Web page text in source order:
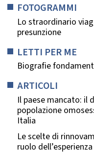
FOTOGRAMMI
Lo straordinario
presunzione
LETTI PER ME
Biografie
ARTICOLI
Il paese mancato: il
popolazione
Italia
Le scelte di
ruolo